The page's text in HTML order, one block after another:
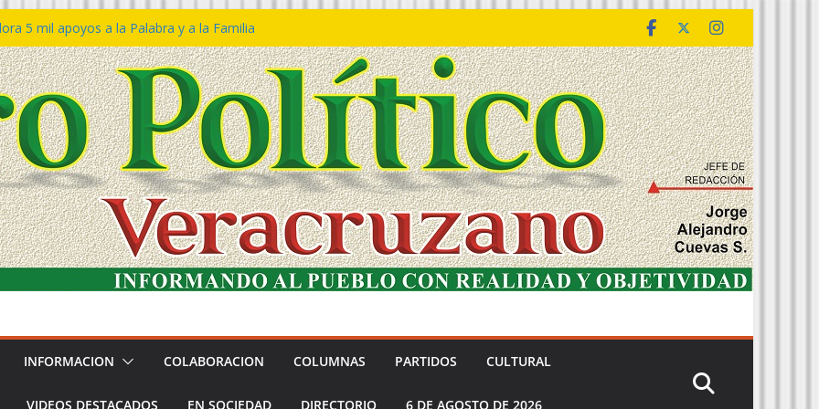
5 mil apoyos a la Palabra y a la Familia
Declaraciones de Procedencia en contra
𝙂𝙤𝙗𝙞𝙚𝙧𝙣𝙤 𝙙𝙚𝙡 𝙀𝙨𝙩𝙖𝙙𝙤 𝙖 𝙙𝙞𝙨𝙛𝙧𝙪𝙩𝙖𝙧
𝙙𝙚𝙡 𝙈𝙖𝙧 𝙚𝙣 𝘾𝙤𝙖𝙩𝙯𝙖𝙘𝙤𝙖𝙡𝙘𝙤𝙨
de policías con vocación de servicio y
SSP
rechaza acusaciones y asegura que
solicitud de desafuero
INFORMACION COLABORACION COLUMNAS PARTIDOS CULTURAL
VIDEOS DESTACADOS EN SOCIEDAD DIRECTORIO 6 DE AGOSTO DE 2026